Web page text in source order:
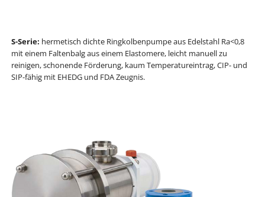
S-Serie: hermetisch dichte Ringkolbenpumpe aus Edelstahl Ra<0,8
mit einem Faltenbalg aus einem Elastomere, leicht manuell zu
reinigen, schonende Förderung, kaum Temperatureintrag, CIP- und
SIP-fähig mit EHEDG und FDA Zeugnis.